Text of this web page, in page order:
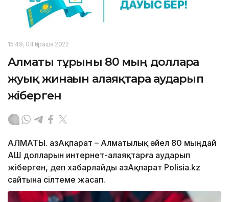
15:49, 04 Қараша 2022
Алматы тұрғыны 80 мың долларға
жуық жинағын алаяқтарға аударып
жіберген
АЛМАТЫ. ҚазАқпарат – Алматылық әйел 80 мыңдай
АҚШ долларын интернет-алаяқтарға аударып
жіберген, деп хабарлайды ҚазАқпарат Polisia.kz
сайтына сілтеме жасап.